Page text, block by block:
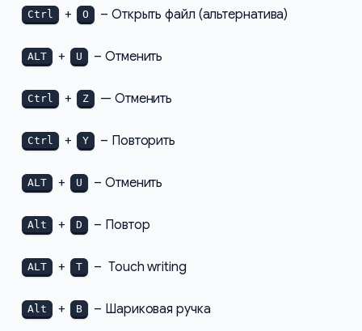
Ctrl + O – Открыть файл (альтернатива)
ALT + U – Отменить
Ctrl + Z — Отменить
Ctrl + Y – Повторить
ALT + U – Отменить
Alt + D – Повтор
ALT + T – Touch writing
Alt + B – Шариковая ручка